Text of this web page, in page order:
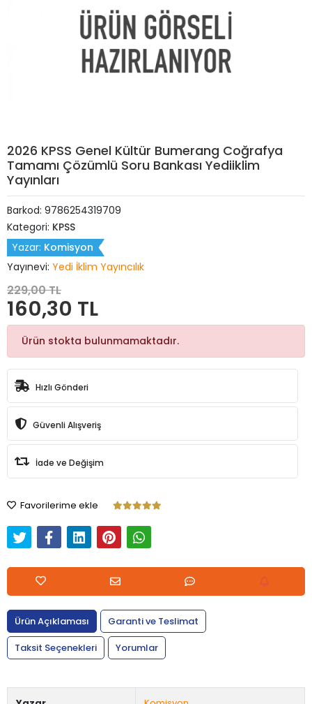
2026 KPSS Genel Kültür Bumerang Coğrafya
Tamamı Çözümlü Soru Bankası Yediiklim
Yayınları
Barkod: 9786254319709
Kategori: KPSS
Yazar: Komisyon
Yayınevi: Yedi İklim Yayıncılık
229,00 TL
160,30 TL
Ürün stokta bulunmamaktadır.
Hızlı Gönderi
Güvenli Alışveriş
İade ve Değişim
Favorilerime ekle
Ürün Açıklaması
Garanti ve Teslimat
Taksit Seçenekleri
Yorumlar